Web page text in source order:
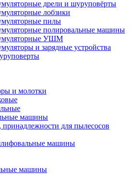
дрели и шуруповёрты
лобзики
пилы
полировальные машины
УШМ
и зарядные устройства
и молотки
машины
для пылесосов
машины
машины